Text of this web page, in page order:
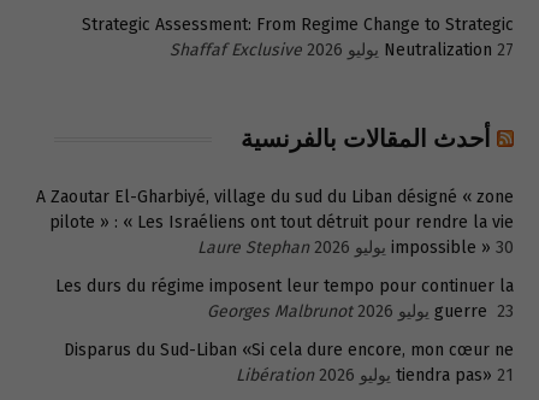
Strategic Assessment: From Regime Change to Strategic
Neutralization 27 يوليو 2026 Shaffaf Exclusive
أحدث المقالات بالفرنسية
A Zaoutar El-Gharbiyé, village du sud du Liban désigné « zone
pilote » : « Les Israéliens ont tout détruit pour rendre la vie
impossible » 30 يوليو 2026
Laure Stephan
Les durs du régime imposent leur tempo pour continuer la
guerre 23 يوليو 2026
Georges Malbrunot
Disparus du Sud-Liban «Si cela dure encore, mon cœur ne
tiendra pas» 21 يوليو 2026
Libération